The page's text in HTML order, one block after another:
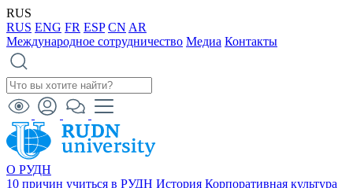
RUS
RUS ENG FR ESP CN AR
Международное сотрудничество Медиа Контакты
О РУДН
10 причин учиться в РУДН История Корпоративная культура